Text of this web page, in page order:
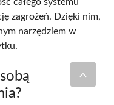
zagrożeń. Dzięki nim,
narzędziem w